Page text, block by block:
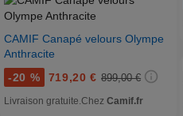
CAMIF Canapé velours Olympe
Anthracite
-20 % 719,20 € 899,00 €
Livraison gratuite.Chez Camif.fr